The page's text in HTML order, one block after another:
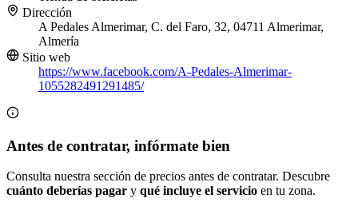
Dirección
A Pedales Almerimar, C. del Faro, 32, 04711 Almerimar,
Almería
Sitio web
https://www.facebook.com/A-Pedales-Almerimar-
1055282491291485/
Antes de contratar, infórmate bien
Consulta nuestra sección de precios antes de contratar. Descubre
cuánto deberías pagar y qué incluye el servicio en tu zona.